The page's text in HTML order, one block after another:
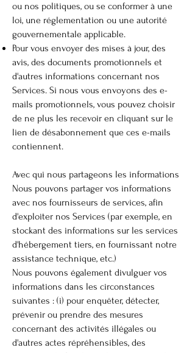
ou nos politiques, ou se conformer à une
loi, une réglementation ou une autorité
gouvernementale applicable.
Pour vous envoyer des mises à jour, des
avis, des documents promotionnels et
d'autres informations concernant nos
Services. Si nous vous envoyons des e-
mails promotionnels, vous pouvez choisir
de ne plus les recevoir en cliquant sur le
lien de désabonnement que ces e-mails
contiennent.
Avec qui nous partageons les informations
Nous pouvons partager vos informations
avec nos fournisseurs de services, afin
d'exploiter nos Services (par exemple, en
stockant des informations sur les services
d'hébergement tiers, en fournissant notre
assistance technique, etc.)
Nous pouvons également divulguer vos
informations dans les circonstances
suivantes : (i) pour enquêter, détecter,
prévenir ou prendre des mesures
concernant des activités illégales ou
d'autres actes répréhensibles, des